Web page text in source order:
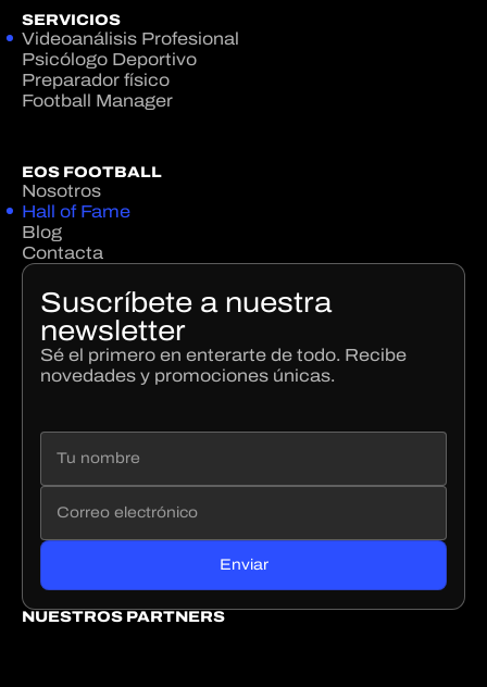
SERVICIOS
Videoanálisis Profesional
Psicólogo Deportivo
Preparador físico
Football Manager
EOS FOOTBALL
Nosotros
Hall of Fame
Blog
Contacta
Suscríbete a nuestra
newsletter
Sé el primero en enterarte de todo. Recibe
novedades y promociones únicas.
NUESTROS PARTNERS